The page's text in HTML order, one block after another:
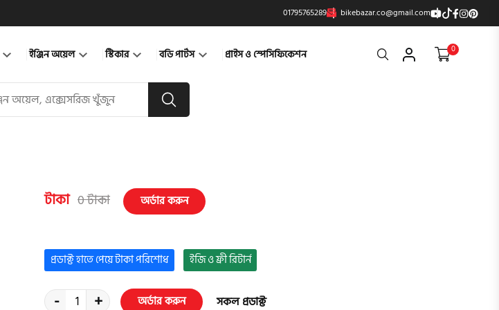
01795765289 bikebazar.co@gmail.com
ইঞ্জিন অয়েল স্টিকার বডি পার্টস প্রাইস ও স্পেসিফিকেশন Search 0
টাকা 0 টাকা অর্ডার করুন
প্রডাক্ট হাতে পেয়ে টাকা পরিশোধ ইজি ও ফ্রী রিটার্ন
- + অর্ডার করুন সকল প্রডাক্ট